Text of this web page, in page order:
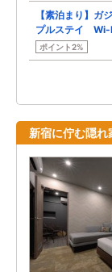
【素泊まり】ガ
プルステイ Wi-
ポイント2%
新宿に佇む隠